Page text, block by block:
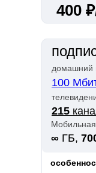
домашний
Мобильная
100
215
∞ ГБ,
400